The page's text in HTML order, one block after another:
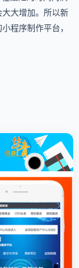
大增加。所以新
程序制作平台，